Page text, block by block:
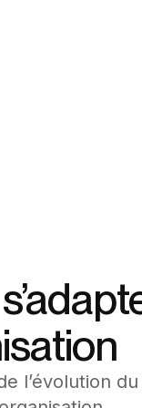
l’évolution du